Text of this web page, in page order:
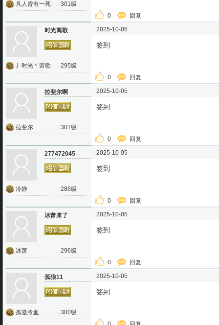
凡人皆有一死 301级
0 回复
时光离歌
丿时光丶留歌 295级
2025-10-05
签到
0 回复
拉斐尔啊
拉斐尔 301级
2025-10-05
签到
0 回复
277472045
冷静 286级
2025-10-05
签到
0 回复
冰萧来了
冰萧 296级
2025-10-05
签到
0 回复
孤狼11
孤傲冷血 300级
2025-10-05
签到